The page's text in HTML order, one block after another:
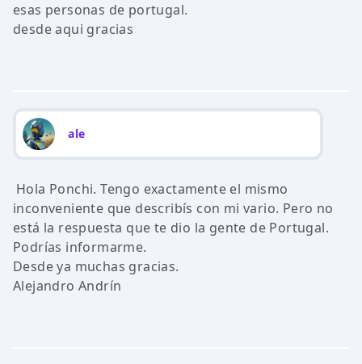
esas personas de portugal.
desde aqui gracias
ale
Hola Ponchi. Tengo exactamente el mismo
inconveniente que describís con mi vario. Pero no
está la respuesta que te dio la gente de Portugal.
Podrías informarme.
Desde ya muchas gracias.
Alejandro Andrín